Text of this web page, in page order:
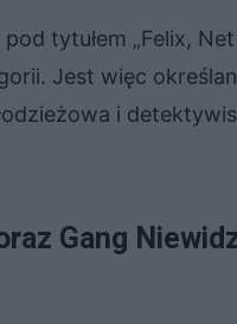
pod tytułem „Felix,
Jest więc
i
Gang